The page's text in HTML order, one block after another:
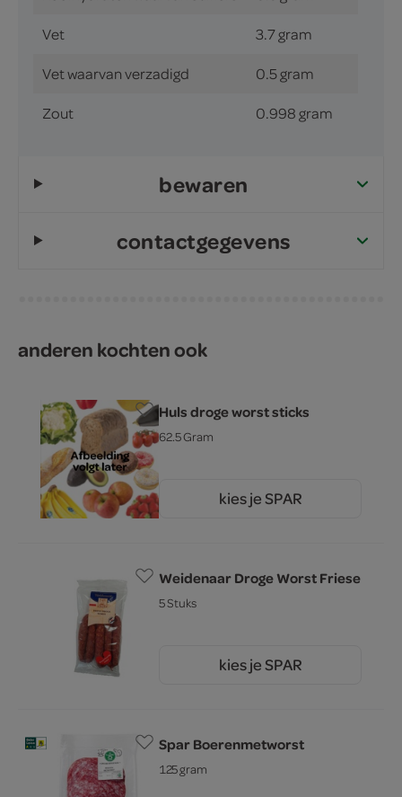
Vet 3.7 gram
Vet waarvan verzadigd 0.5 gram
Zout 0.998 gram
bewaren
contactgegevens
anderen kochten ook
Huls droge worst sticks
62.5 Gram
kies je SPAR
Weidenaar Droge Worst Friese
5 Stuks
kies je SPAR
Spar Boerenmetworst
125 gram